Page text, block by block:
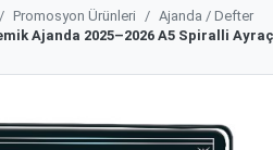
Promosyon Ürünleri
Ajanda / Defter
Ajanda 2025–2026 A5 Spiralli